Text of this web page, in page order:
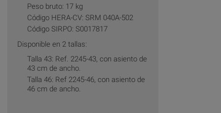
Peso bruto: 17 kg
Código HERA-CV: SRM 040A-502
Código SIRPO: S0017817
Disponible en 2 tallas:
Talla 43: Ref. 2245-43, con asiento de
43 cm de ancho.
Talla 46: Ref 2245-46, con asiento de
46 cm de ancho.